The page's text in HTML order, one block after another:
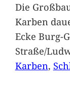
Die
Karben
Ecke Burg-
Straße/
Karben,